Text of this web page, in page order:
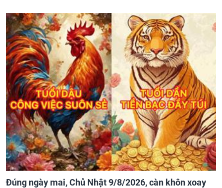
Đúng ngày mai, Chủ Nhật 9/8/2026, càn khôn xoay